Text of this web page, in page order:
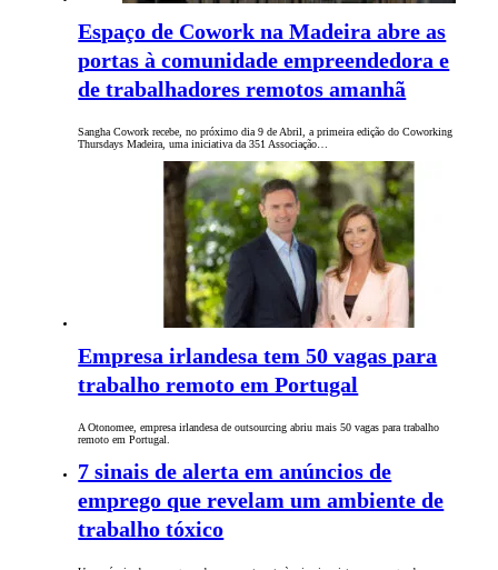
Espaço de Cowork na Madeira abre as
portas à comunidade empreendedora e
de trabalhadores remotos amanhã
Sangha Cowork recebe, no próximo dia 9 de Abril, a primeira edição do Coworking
Thursdays Madeira, uma iniciativa da 351 Associação…
Empresa irlandesa tem 50 vagas para
trabalho remoto em Portugal
A Otonomee, empresa irlandesa de outsourcing abriu mais 50 vagas para trabalho
remoto em Portugal.
7 sinais de alerta em anúncios de
emprego que revelam um ambiente de
trabalho tóxico